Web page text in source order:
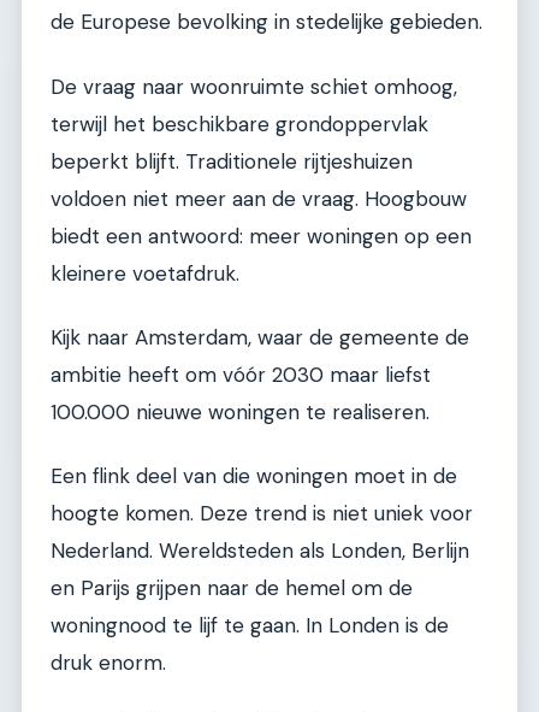
de Europese bevolking in stedelijke gebieden.
De vraag naar woonruimte schiet omhoog,
terwijl het beschikbare grondoppervlak
beperkt blijft. Traditionele rijtjeshuizen
voldoen niet meer aan de vraag. Hoogbouw
biedt een antwoord: meer woningen op een
kleinere voetafdruk.
Kijk naar Amsterdam, waar de gemeente de
ambitie heeft om vóór 2030 maar liefst
100.000 nieuwe woningen te realiseren.
Een flink deel van die woningen moet in de
hoogte komen. Deze trend is niet uniek voor
Nederland. Wereldsteden als Londen, Berlijn
en Parijs grijpen naar de hemel om de
woningnood te lijf te gaan. In Londen is de
druk enorm.